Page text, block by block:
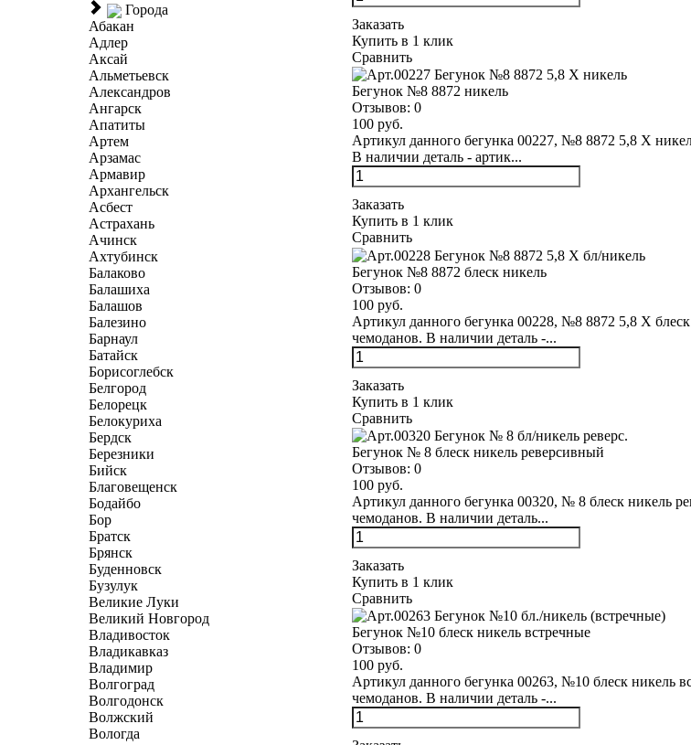
Города
Абакан
Адлер
Аксай
Альметьевск
Александров
Ангарск
Апатиты
Артем
Арзамас
Армавир
Архангельск
Асбест
Астрахань
Ачинск
Ахтубинск
Балаково
Балашиха
Балашов
Балезино
Барнаул
Батайск
Борисоглебск
Белгород
Белорецк
Белокуриха
Бердск
Березники
Бийск
Благовещенск
Бодайбо
Бор
Братск
Брянск
Буденновск
Бузулук
Великие Луки
Великий Новгород
Владивосток
Владикавказ
Владимир
Волгоград
Волгодонск
Волжский
Вологда
Заказать
Купить в 1 клик
Сравнить
Бегунок №8 8872 никель
Отзывов: 0
100 руб.
Артикул данного бегунка 00227, №8 8872 5,8 Х
В наличии деталь - артик...
Заказать
Купить в 1 клик
Сравнить
Бегунок №8 8872 блеск никель
Отзывов: 0
100 руб.
Артикул данного бегунка 00228, №8 8872 5,8 Х
чемоданов. В наличии деталь -...
Заказать
Купить в 1 клик
Сравнить
Бегунок № 8 блеск никель реверсивный
Отзывов: 0
100 руб.
Артикул данного бегунка 00320, № 8 блеск никель
чемоданов. В наличии деталь...
Заказать
Купить в 1 клик
Сравнить
Бегунок №10 блеск никель встречные
Отзывов: 0
100 руб.
Артикул данного бегунка 00263, №10 блеск никель
чемоданов. В наличии деталь -...